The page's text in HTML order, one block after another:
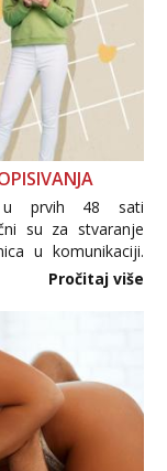
u prvih 48 sati
su za stvaranje
u komunikaciji.
ili intimnih
nije zaslužila to
Pročitaj više